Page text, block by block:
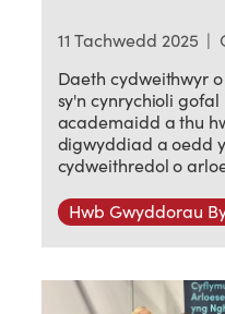
11 Tachwedd 2025 |
Daeth cydweithwyr
sy'n cynrychioli
academaidd a thu
digwyddiad a oedd
cydweithredol o
Hwb Gwyddorau